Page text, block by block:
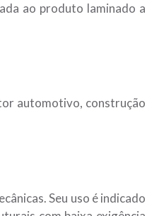
ao produto laminado a
automotivo, construção
Seu uso é indicado